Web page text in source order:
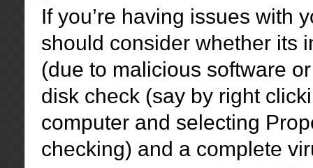
If you’re having issues with
should consider whether its
(due to malicious software
disk check (say by right
computer and selecting
checking) and a complete